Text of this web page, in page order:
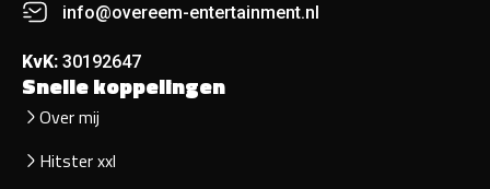
info@overeem-entertainment.nl
KvK: 30192647
Snelle koppelingen
Over mij
Hitster xxl